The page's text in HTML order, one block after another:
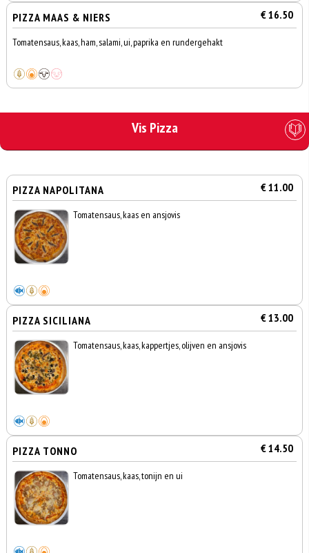
PIZZA MAAS & NIERS € 16.50
Tomatensaus, kaas, ham, salami, ui, paprika en rundergehakt
Vis Pizza
PIZZA NAPOLITANA € 11.00
Tomatensaus, kaas en ansjovis
PIZZA SICILIANA € 13.00
Tomatensaus, kaas, kappertjes, olijven en ansjovis
PIZZA TONNO € 14.50
Tomatensaus, kaas, tonijn en ui